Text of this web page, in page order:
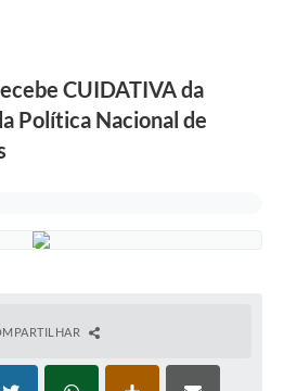
CUIDATIVA da
Política Nacional de